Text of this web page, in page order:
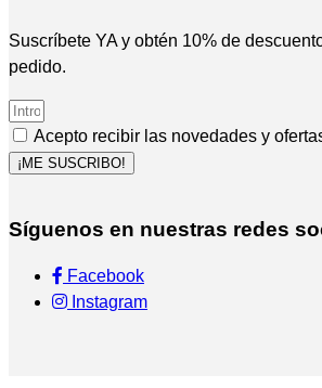
Suscríbete YA y obtén 10% de
pedido.
Acepto recibir las novedades y
¡ME SUSCRIBO!
Síguenos en nuestras redes
Facebook
Instagram